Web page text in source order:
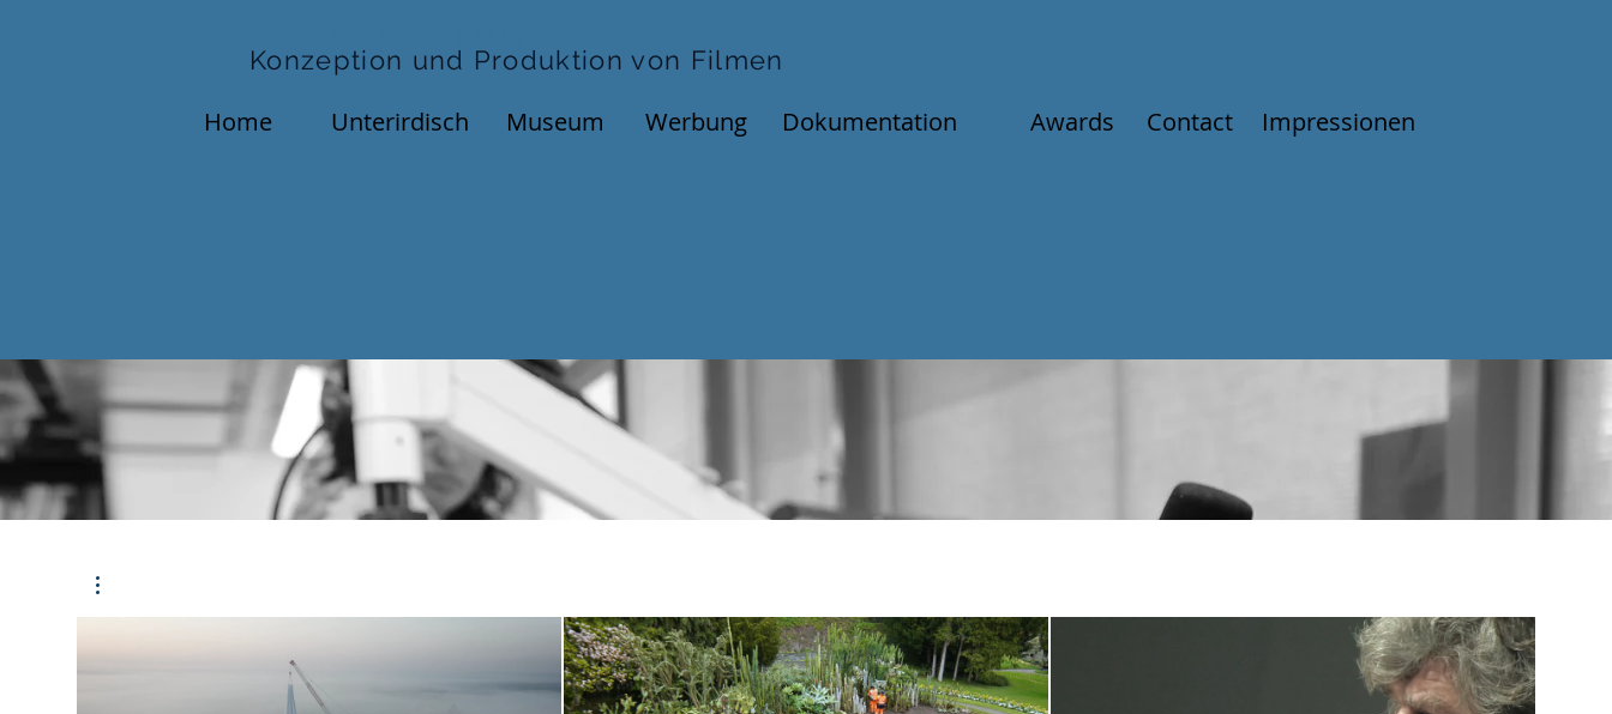
Konzeption und Produktion von Filmen
Home Unterirdisch Museum Werbung Dokumentation Awards Contact Impressionen